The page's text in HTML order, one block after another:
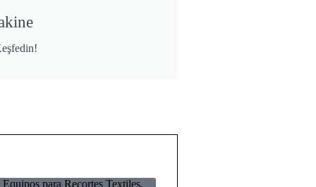
Equipos para Recortes Textiles,